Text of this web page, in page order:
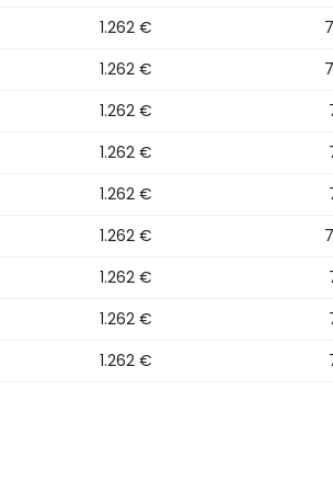
1.262 €
1.262 €
1.262 €
1.262 €
1.262 €
1.262 €
1.262 €
1.262 €
1.262 €